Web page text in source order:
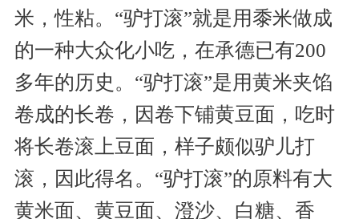
米，性粘。“驴打滚”就是用黍米做成
的一种大众化小吃，在承德已有200
多年的历史。“驴打滚”是用黄米夹馅
卷成的长卷，因卷下铺黄豆面，吃时
将长卷滚上豆面，样子颇似驴儿打
滚，因此得名。“驴打滚”的原料有大
黄米面、黄豆面、澄沙、白糖、香